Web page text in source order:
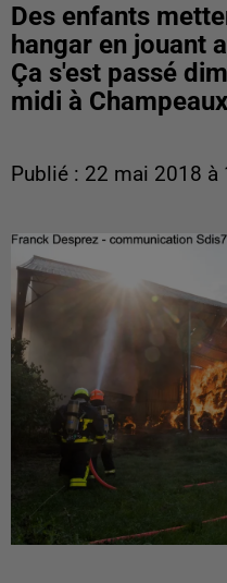
Des enfants
hangar en jouant
Ça s'est passé
midi à
Publié : 22 mai 2018 à